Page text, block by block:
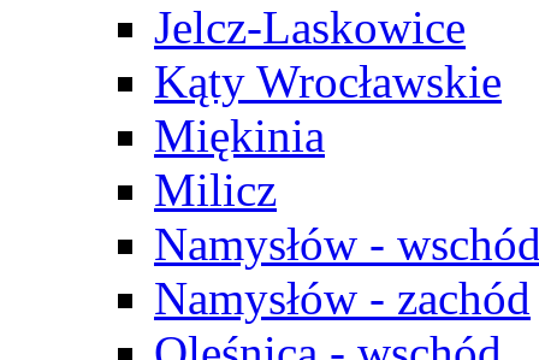
Jelcz-Laskowice
Kąty Wrocławskie
Miękinia
Milicz
Namysłów -
Namysłów - zachód